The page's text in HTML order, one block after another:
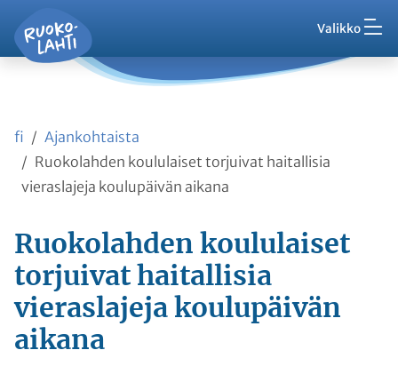
Siirry pääsisältöön Valikko
Ruokolahti - etusivu
Palaute
Asuminen ja ympäristö
Kasvatus ja koulutus
Harrasta ja viihdy
Kunta ja hallinto
Työ ja yrittäminen
Asioi kanssamme
fi
Ajankohtaista
Ruokolahden koululaiset torjuivat haitallisia
vieraslajeja koulupäivän aikana
Ruokolahden koululaiset
torjuivat haitallisia
vieraslajeja koulupäivän
aikana